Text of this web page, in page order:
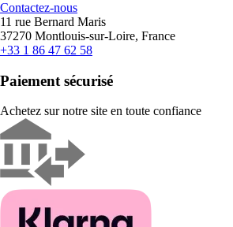
Contactez-nous
11 rue Bernard Maris
37270 Montlouis-sur-Loire, France
+33 1 86 47 62 58
Paiement sécurisé
Achetez sur notre site en toute confiance